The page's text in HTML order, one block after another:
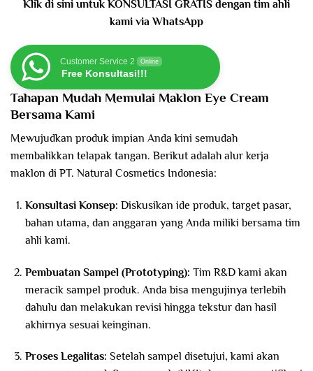
Klik di sini untuk KONSULTASI GRATIS dengan tim ahli
kami via WhatsApp
Customer Service 2 Online
Free Konsultasi!!!
Tahapan Mudah Memulai Maklon Eye Cream
Bersama Kami
Mewujudkan produk impian Anda kini semudah
membalikkan telapak tangan. Berikut adalah alur kerja
maklon di PT. Natural Cosmetics Indonesia:
Konsultasi Konsep: Diskusikan ide produk, target pasar,
bahan utama, dan anggaran yang Anda miliki bersama tim
ahli kami.
Pembuatan Sampel (Prototyping): Tim R&D kami akan
meracik sampel produk. Anda bisa mengujinya terlebih
dahulu dan melakukan revisi hingga tekstur dan hasil
akhirnya sesuai keinginan.
Proses Legalitas: Setelah sampel disetujui, kami akan